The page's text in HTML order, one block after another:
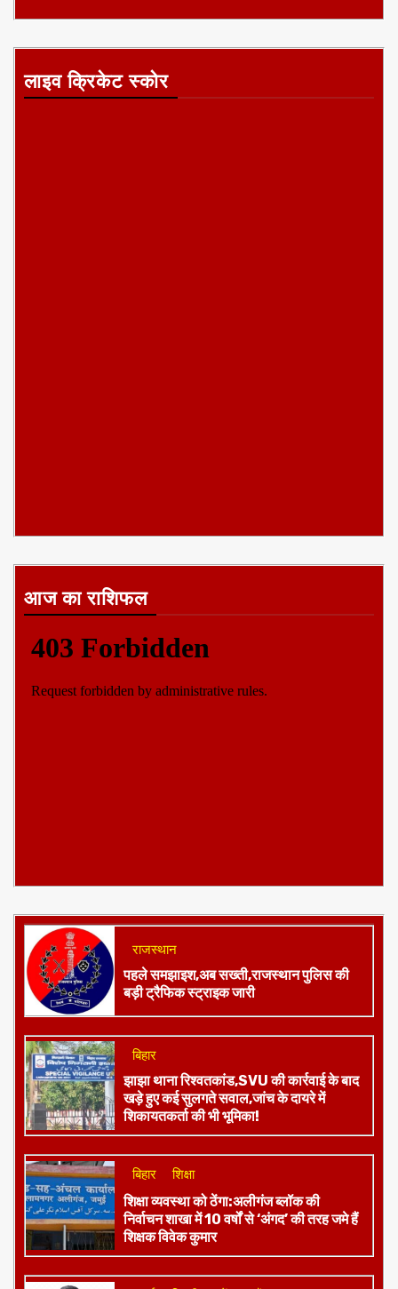
लाइव क्रिकेट स्कोर
आज का राशिफल
राजस्थान
पहले समझाइश,अब सख्ती,राजस्थान पुलिस की
बड़ी ट्रैफिक स्ट्राइक जारी
बिहार
झाझा थाना रिश्वतकांड,SVU की कार्रवाई के बाद
खड़े हुए कई सुलगते सवाल,जांच के दायरे में
शिकायतकर्ता की भी भूमिका!
बिहार शिक्षा
शिक्षा व्यवस्था को ठेंगा:अलीगंज ब्लॉक की
निर्वाचन शाखा में 10 वर्षों से ‘अंगद’ की तरह जमे हैं
शिक्षक विवेक कुमार